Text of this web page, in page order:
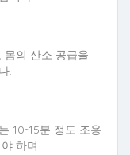
몸의 산소 공급을
.
10~15분 정도 조용
하며